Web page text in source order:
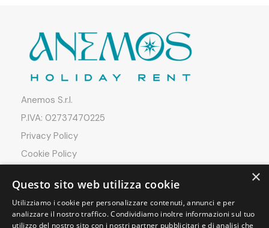
Anemos S.r.l.
P.IVA: 02737470225
Privacy Policy
Cookie Policy
×
Questo sito web utilizza cookie
Utilizziamo i cookie per personalizzare contenuti, annunci e per
analizzare il nostro traffico. Condividiamo inoltre informazioni sul tuo
utilizzo del nostro sito con i nostri partner pubblicitari e di analisi che